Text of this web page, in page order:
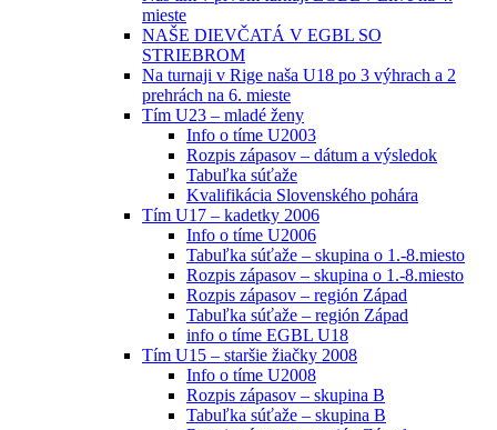
mieste
NAŠE DIEVČATÁ V EGBL SO
STRIEBROM
Na turnaji v Rige naša U18 po 3 výhrach a 2
prehrách na 6. mieste
Tím U23 – mladé ženy
Info o tíme U2003
Rozpis zápasov – dátum a výsledok
Tabuľka súťaže
Kvalifikácia Slovenského pohára
Tím U17 – kadetky 2006
Info o tíme U2006
Tabuľka súťaže – skupina o 1.-8.miesto
Rozpis zápasov – skupina o 1.-8.miesto
Rozpis zápasov – región Západ
Tabuľka súťaže – región Západ
info o tíme EGBL U18
Tím U15 – staršie žiačky 2008
Info o tíme U2008
Rozpis zápasov – skupina B
Tabuľka súťaže – skupina B